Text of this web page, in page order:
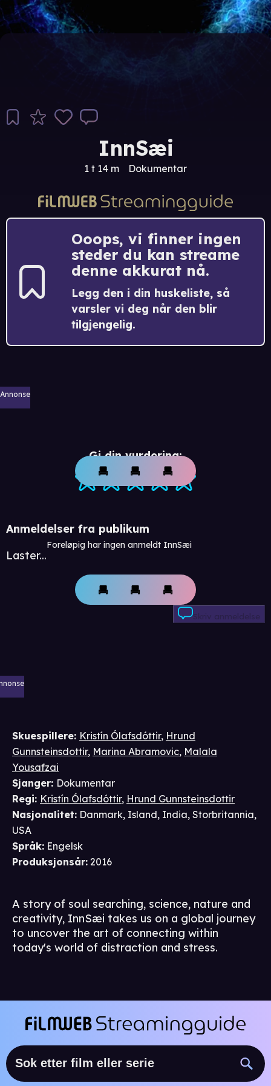
InnSæi
1 t 14 m Dokumentar
Ooops, vi finner ingen
steder du kan streame
denne akkurat nå.
Legg den i din huskeliste, så
varsler vi deg når den blir
tilgjengelig.
Annonse
Gi din vurdering:
Anmeldelser fra publikum
Laster...
Foreløpig har ingen anmeldt InnSæi
Skriv anmeldelse
Skuespillere: Kristín Ólafsdóttir, Hrund
Gunnsteinsdottir, Marina Abramovic, Malala
Yousafzai
Sjanger: Dokumentar
Regi: Kristín Ólafsdóttir, Hrund Gunnsteinsdottir
Nasjonalitet: Danmark, Island, India, Storbritannia,
USA
Språk: Engelsk
Produksjonsår: 2016
A story of soul searching, science, nature and
creativity, InnSæi takes us on a global journey
to uncover the art of connecting within
today's world of distraction and stress.